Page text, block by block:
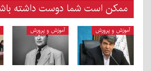
ممکن است شما دوست داشته
آموزش و پرورش آموزش و پرورش